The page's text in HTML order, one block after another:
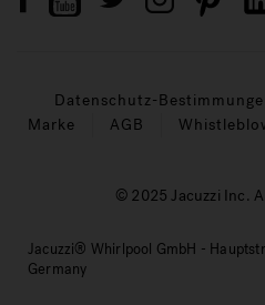
Datenschutz-
Marke
AGB
© 2025 Jacuzzi Inc.
Jacuzzi® Whirlpool GmbH -
Germany